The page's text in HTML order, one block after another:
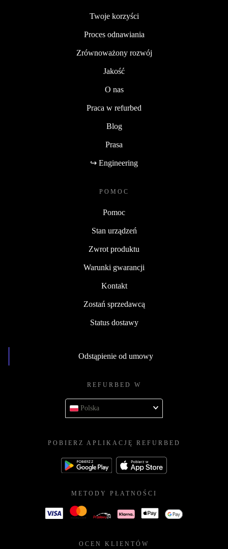
Twoje korzyści
Proces odnawiania
Zrównoważony rozwój
Jakość
O nas
Praca w refurbed
Blog
Prasa
↪ Engineering
POMOC
Pomoc
Stan urządzeń
Zwrot produktu
Warunki gwarancji
Kontakt
Zostań sprzedawcą
Status dostawy
Odstąpienie od umowy
REFURBED W
Polska
POBIERZ APLIKACJĘ REFURBED
METODY PŁATNOŚCI
OCEN KLIENTÓW